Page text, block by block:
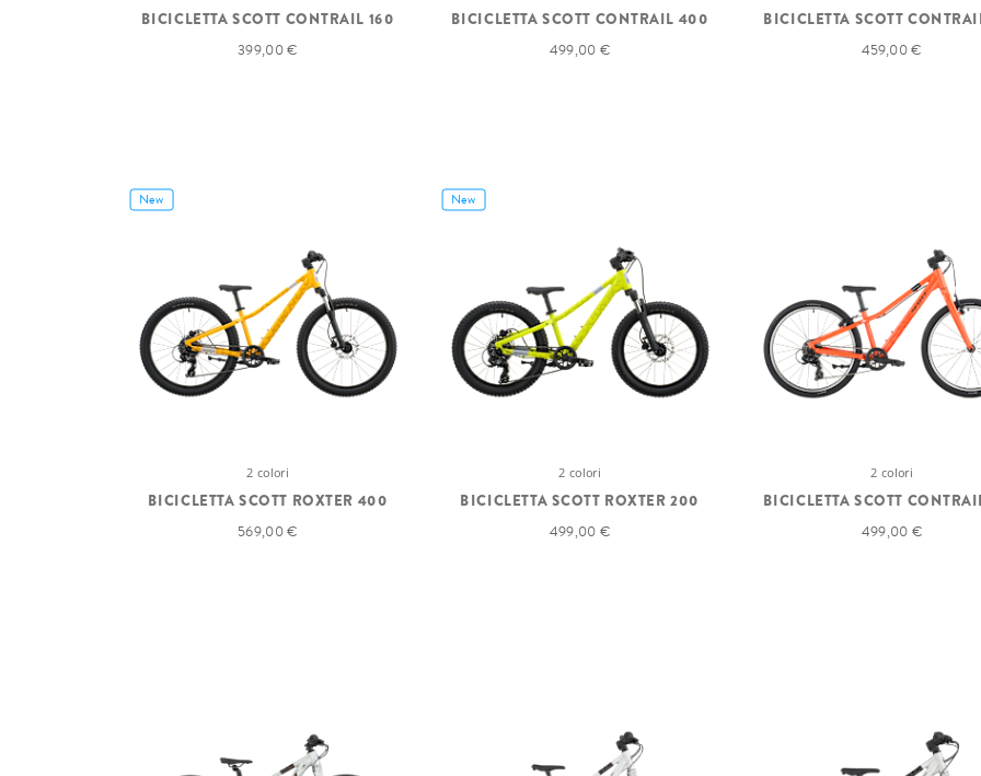
BICICLETTA SCOTT CONTRAIL 160
399,00 €
BICICLETTA SCOTT CONTRAIL 400
499,00 €
BICICLETTA SCOTT
459,00 €
New
2 colori
BICICLETTA SCOTT ROXTER 400
569,00 €
New
2 colori
BICICLETTA SCOTT ROXTER 200
499,00 €
2 colori
BICICLETTA SCOTT
499,00 €